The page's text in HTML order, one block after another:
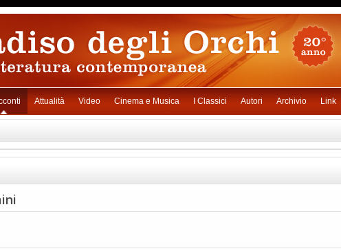
Attualità Video Cinema e Musica I Classici Autori Archivio Link